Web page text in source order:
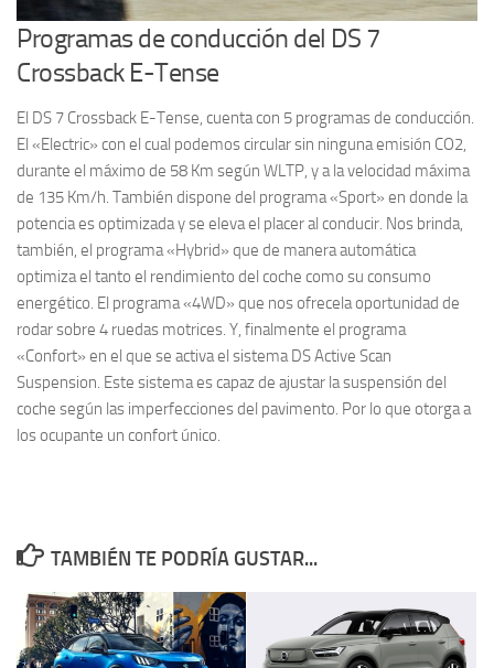
Programas de conducción del DS 7
Crossback E-Tense
El DS 7 Crossback E-Tense, cuenta con 5 programas de conducción.
El «Electric» con el cual podemos circular sin ninguna emisión CO2,
durante el máximo de 58 Km según WLTP, y a la velocidad máxima
de 135 Km/h. También dispone del programa «Sport» en donde la
potencia es optimizada y se eleva el placer al conducir. Nos brinda,
también, el programa «Hybrid» que de manera automática
optimiza el tanto el rendimiento del coche como su consumo
energético. El programa «4WD» que nos ofrecela oportunidad de
rodar sobre 4 ruedas motrices. Y, finalmente el programa
«Confort» en el que se activa el sistema DS Active Scan
Suspension. Este sistema es capaz de ajustar la suspensión del
coche según las imperfecciones del pavimento. Por lo que otorga a
los ocupante un confort único.
TAMBIÉN TE PODRÍA GUSTAR...